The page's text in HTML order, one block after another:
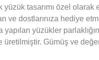
tasarımı özel
ve dostlarınıza hediye
yapılan yüzükler
üretilmiştir. Gümüş ve